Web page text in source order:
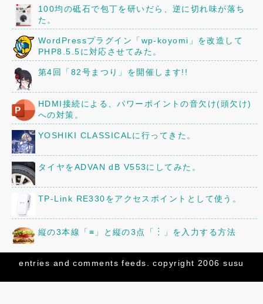
100均の砥石で包丁を研いだら、逆に切れ味が落ち
た。
WordPressプラグイン「wp-koyomi」を改造して
PHP8.5.5に対応させてみた。
第4回「82号まつり」を開催します!!
HDMI接続による、パワーポイントの音欠け(頭欠け)
への対策。
YOSHIKI CLASSICALに行ってきた。
タイヤをADVAN dB V553にしてみた。
TP-Link RE330をアクセスポイントとして使う。
縦の3本線「≡」と縦の3点「︙」を入力する方法
京阪80型82号車の車内に、16年前に作ったレイアウ
entries andcomments feeds. copyright 2006 susu